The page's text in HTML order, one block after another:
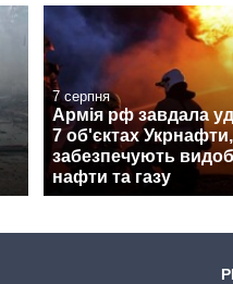
7 серпня
Армія рф завдала
7 об'єктах Укрнафти,
забезпечують
нафти та газу